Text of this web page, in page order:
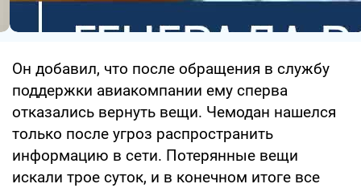
Он добавил, что после обращения в службу
поддержки авиакомпании ему сперва
отказались вернуть вещи. Чемодан нашелся
только после угроз распространить
информацию в сети. Потерянные вещи
искали трое суток, и в конечном итоге все